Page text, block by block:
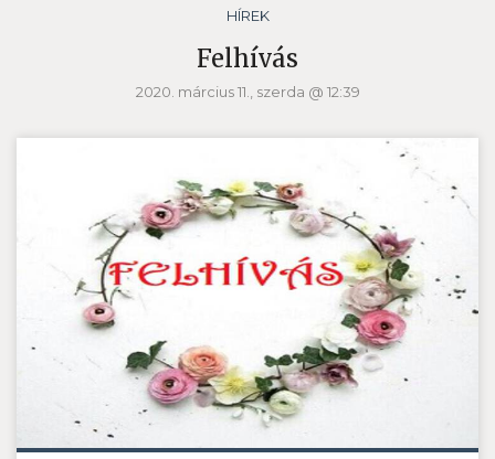
HÍREK
Felhívás
2020. március 11., szerda @ 12:39